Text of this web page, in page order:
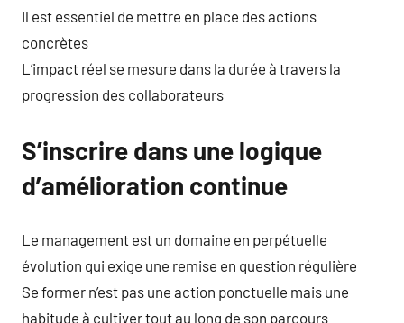
Il est essentiel de mettre en place des actions
concrètes
L’impact réel se mesure dans la durée à travers la
progression des collaborateurs
S’inscrire dans une logique
d’amélioration continue
Le management est un domaine en perpétuelle
évolution qui exige une remise en question régulière
Se former n’est pas une action ponctuelle mais une
habitude à cultiver tout au long de son parcours